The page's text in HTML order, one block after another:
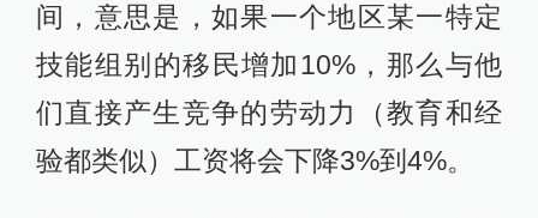
间，意思是，如果一个地区某一特定
技能组别的移民增加10%，那么与他
们直接产生竞争的劳动力（教育和经
验都类似）工资将会下降3%到4%。